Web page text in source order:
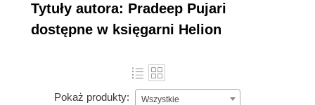
Tytuły autora: Pradeep Pujari
dostępne w księgarni Helion
Pokaż produkty: Wszystkie